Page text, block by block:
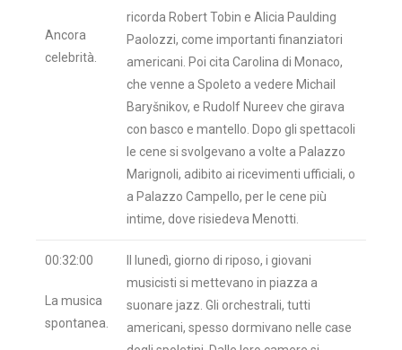
Ancora
celebrità.
ricorda Robert Tobin e Alicia Paulding
Paolozzi, come importanti finanziatori
americani. Poi cita Carolina di Monaco,
che venne a Spoleto a vedere Michail
Baryšnikov, e Rudolf Nureev che girava
con basco e mantello. Dopo gli spettacoli
le cene si svolgevano a volte a Palazzo
Marignoli, adibito ai ricevimenti ufficiali, o
a Palazzo Campello, per le cene più
intime, dove risiedeva Menotti.
00:32:00
La musica
spontanea.
Il lunedì, giorno di riposo, i giovani
musicisti si mettevano in piazza a
suonare jazz. Gli orchestrali, tutti
americani, spesso dormivano nelle case